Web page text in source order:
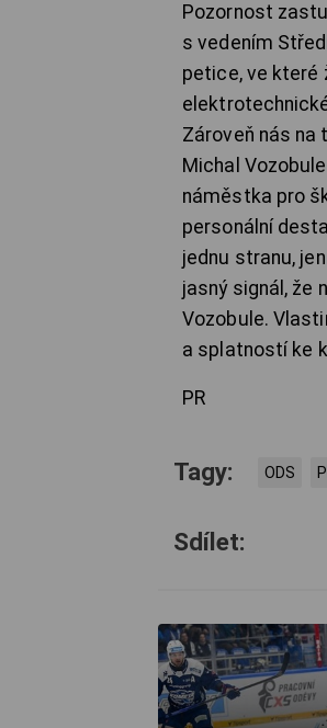
Pozornost
s vedením
petice, ve které
Zároveň nás na
Michal
náměstka pro
personální
jednu stranu,
jasný signál, že
Vozobule.
a splatností ke
PR
Tagy: ODS
Sdílet: